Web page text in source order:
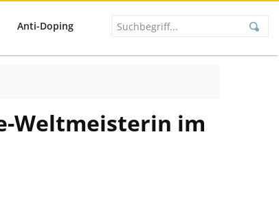
Anti-Doping
Weltmeisterin im